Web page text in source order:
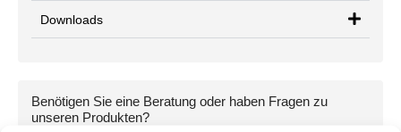
Downloads
Benötigen Sie eine Beratung oder haben Fragen zu
unseren Produkten?